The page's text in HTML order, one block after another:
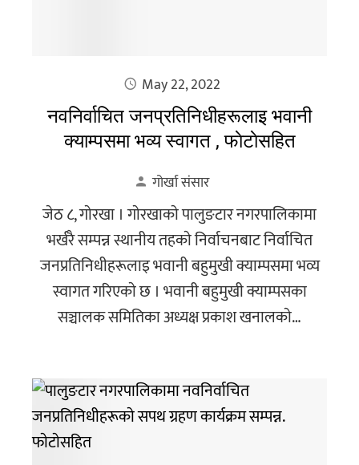
May 22, 2022
नवनिर्वाचित जनप्रतिनिधीहरूलाइ भवानी
क्याम्पसमा भव्य स्वागत , फाेटाेसहित
गोर्खा संसार
जेठ ८, गाेरखा । गाेरखाकाे पालुङटार नगरपालिकामा
भर्खरै सम्पन्न स्थानीय तहकाे निर्वाचनबाट निर्वाचित
जनप्रतिनिधीहरूलाइ भवानी बहुमुखी क्याम्पसमा भव्य
स्वागत गरिएकाे छ । भवानी बहुमुखी क्याम्पसका
सञ्चालक समितिका अध्यक्ष प्रकाश खनालकाे…